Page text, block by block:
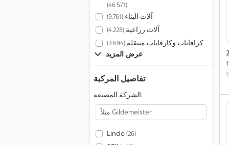
(46.571)
آلات البناء(9.761)
آلات زراعية(4.228)
كرافانات وكارفانات متنقلة(3.694)
عرض المزيد
تفاصيل المركبة
الشركة المصنعة:
Linde(26)